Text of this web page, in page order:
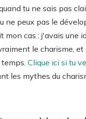
tu ne sais pas
ne peux pas le
mon cas : j'avais une
le charisme,
Clique ici si tu
les mythes du